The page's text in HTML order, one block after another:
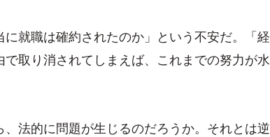
就職は確約されたのか」という不安だ。「経
取り消されてしまえば、これまでの努力が水
法的に問題が生じるのだろうか。それとは逆